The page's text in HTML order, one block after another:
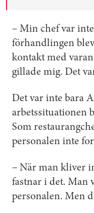
– Min chef var
förhandlingen
kontakt med
gillade mig. Det
Det var inte bara
arbetssituationen
Som
personalen inte
– När man kliver
fastnar i det. Man
personalen. Men